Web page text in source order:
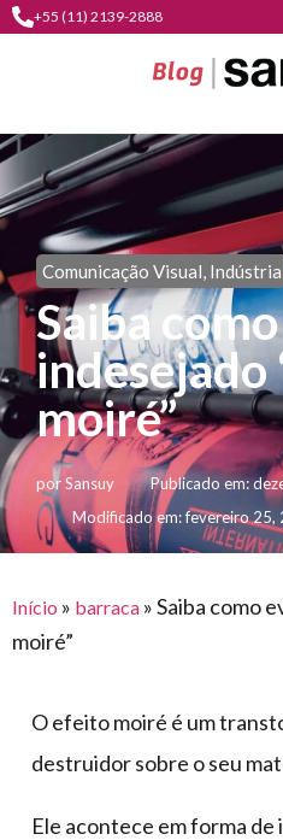
+55 (11) 2139-2888
A
Sansuy
contato
cultura
do
plástico
institucional
materiais
gratuitos
eventos
Agronegócio
psicultura
soluções
em
água
soluções
para
agronegócio
Coberturas
barracas
sansuy
barracas
de
toldos
Indústria
comunicação
visual
construção
automotivo
móveis,
Transporte
e logística
armazenagem
de
caminhoneiro
Comunicação Visual, Indústria
Saiba
indesejado
moiré”
porSansuy Publicado em:
Modificado em: fevereiro 25,
Início » barraca »Saiba como
moiré”
O efeito moiré é um
destruidor sobre o seu
Ele acontece em forma